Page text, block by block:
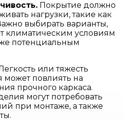
Покрытие должно
нагрузки, такие как
выбирать варианты,
климатическим условиям
потенциальным
или тяжесть
может повлиять на
прочного каркаса.
могут потребовать
при монтаже, а также